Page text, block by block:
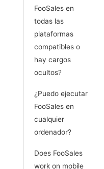
FooSales en
todas las
plataformas
compatibles o
hay cargos
ocultos?
¿Puedo ejecutar
FooSales en
cualquier
ordenador?
Does FooSales
work on mobile